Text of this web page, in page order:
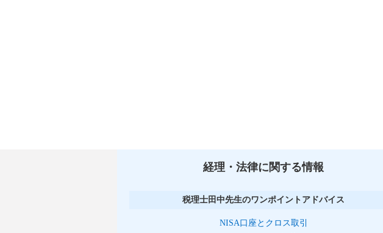
経理・法律に関する情報
税理士田中先生のワンポイントアドバイス
NISA口座とクロス取引